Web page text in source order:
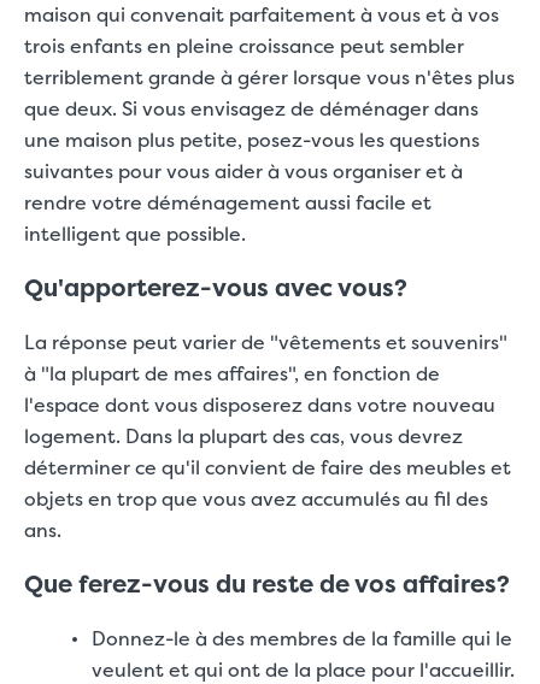
maison qui convenait parfaitement à vous et à vos
trois enfants en pleine croissance peut sembler
terriblement grande à gérer lorsque vous n'êtes plus
que deux. Si vous envisagez de déménager dans
une maison plus petite, posez-vous les questions
suivantes pour vous aider à vous organiser et à
rendre votre déménagement aussi facile et
intelligent que possible.
Qu'apporterez-vous avec vous?
La réponse peut varier de "vêtements et souvenirs"
à "la plupart de mes affaires", en fonction de
l'espace dont vous disposerez dans votre nouveau
logement. Dans la plupart des cas, vous devrez
déterminer ce qu'il convient de faire des meubles et
objets en trop que vous avez accumulés au fil des
ans.
Que ferez-vous du reste de vos affaires?
Donnez-le à des membres de la famille qui le
veulent et qui ont de la place pour l'accueillir.